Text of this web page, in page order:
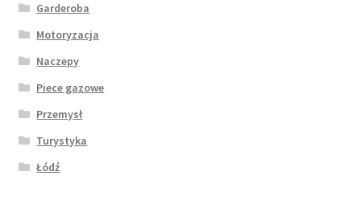
Garderoba
Motoryzacja
Naczepy
Piece gazowe
Przemysł
Turystyka
Łódź